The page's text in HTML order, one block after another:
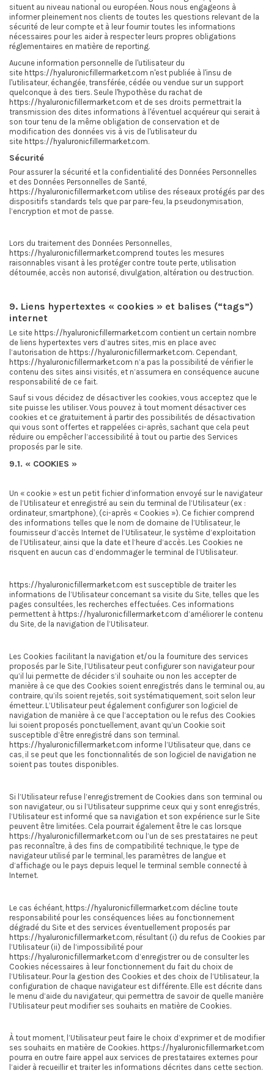
situent au niveau national ou européen. Nous nous engageons à
informer pleinement nos clients de toutes les questions relevant de la
sécurité de leur compte et à leur fournir toutes les informations
nécessaires pour les aider à respecter leurs propres obligations
réglementaires en matière de reporting.
Aucune information personnelle de l'utilisateur du
site https://hyaluronicfillermarket.com n'est publiée à l'insu de
l'utilisateur, échangée, transférée, cédée ou vendue sur un support
quelconque à des tiers. Seule l'hypothèse du rachat de
https://hyaluronicfillermarket.com et de ses droits permettrait la
transmission des dites informations à l'éventuel acquéreur qui serait à
son tour tenu de la même obligation de conservation et de
modification des données vis à vis de l'utilisateur du
site https://hyaluronicfillermarket.com.
Sécurité
Pour assurer la sécurité et la confidentialité des Données Personnelles
et des Données Personnelles de Santé,
https://hyaluronicfillermarket.com utilise des réseaux protégés par des
dispositifs standards tels que par pare-feu, la pseudonymisation,
l’encryption et mot de passe.
Lors du traitement des Données Personnelles,
https://hyaluronicfillermarket.comprend toutes les mesures
raisonnables visant à les protéger contre toute perte, utilisation
détournée, accès non autorisé, divulgation, altération ou destruction.
9. Liens hypertextes « cookies » et balises (“tags”)
internet
Le site https://hyaluronicfillermarket.com contient un certain nombre
de liens hypertextes vers d’autres sites, mis en place avec
l’autorisation de https://hyaluronicfillermarket.com. Cependant,
https://hyaluronicfillermarket.com n’a pas la possibilité de vérifier le
contenu des sites ainsi visités, et n’assumera en conséquence aucune
responsabilité de ce fait.
Sauf si vous décidez de désactiver les cookies, vous acceptez que le
site puisse les utiliser. Vous pouvez à tout moment désactiver ces
cookies et ce gratuitement à partir des possibilités de désactivation
qui vous sont offertes et rappelées ci-après, sachant que cela peut
réduire ou empêcher l’accessibilité à tout ou partie des Services
proposés par le site.
9.1. « COOKIES »
Un « cookie » est un petit fichier d’information envoyé sur le navigateur
de l’Utilisateur et enregistré au sein du terminal de l’Utilisateur (ex :
ordinateur, smartphone), (ci-après « Cookies »). Ce fichier comprend
des informations telles que le nom de domaine de l’Utilisateur, le
fournisseur d’accès Internet de l’Utilisateur, le système d’exploitation
de l’Utilisateur, ainsi que la date et l’heure d’accès. Les Cookies ne
risquent en aucun cas d’endommager le terminal de l’Utilisateur.
https://hyaluronicfillermarket.com est susceptible de traiter les
informations de l’Utilisateur concernant sa visite du Site, telles que les
pages consultées, les recherches effectuées. Ces informations
permettent à https://hyaluronicfillermarket.com d’améliorer le contenu
du Site, de la navigation de l’Utilisateur.
Les Cookies facilitant la navigation et/ou la fourniture des services
proposés par le Site, l’Utilisateur peut configurer son navigateur pour
qu’il lui permette de décider s’il souhaite ou non les accepter de
manière à ce que des Cookies soient enregistrés dans le terminal ou, au
contraire, qu’ils soient rejetés, soit systématiquement, soit selon leur
émetteur. L’Utilisateur peut également configurer son logiciel de
navigation de manière à ce que l’acceptation ou le refus des Cookies
lui soient proposés ponctuellement, avant qu’un Cookie soit
susceptible d’être enregistré dans son terminal.
https://hyaluronicfillermarket.com informe l’Utilisateur que, dans ce
cas, il se peut que les fonctionnalités de son logiciel de navigation ne
soient pas toutes disponibles.
Si l’Utilisateur refuse l’enregistrement de Cookies dans son terminal ou
son navigateur, ou si l’Utilisateur supprime ceux qui y sont enregistrés,
l’Utilisateur est informé que sa navigation et son expérience sur le Site
peuvent être limitées. Cela pourrait également être le cas lorsque
https://hyaluronicfillermarket.com ou l’un de ses prestataires ne peut
pas reconnaître, à des fins de compatibilité technique, le type de
navigateur utilisé par le terminal, les paramètres de langue et
d’affichage ou le pays depuis lequel le terminal semble connecté à
Internet.
Le cas échéant, https://hyaluronicfillermarket.com décline toute
responsabilité pour les conséquences liées au fonctionnement
dégradé du Site et des services éventuellement proposés par
https://hyaluronicfillermarket.com , résultant (i) du refus de Cookies par
l’Utilisateur (ii) de l’impossibilité pour
https://hyaluronicfillermarket.com d’enregistrer ou de consulter les
Cookies nécessaires à leur fonctionnement du fait du choix de
l’Utilisateur. Pour la gestion des Cookies et des choix de l’Utilisateur, la
configuration de chaque navigateur est différente. Elle est décrite dans
le menu d’aide du navigateur, qui permettra de savoir de quelle manière
l’Utilisateur peut modifier ses souhaits en matière de Cookies.
À tout moment, l’Utilisateur peut faire le choix d’exprimer et de modifier
ses souhaits en matière de Cookies. https://hyaluronicfillermarket.com
pourra en outre faire appel aux services de prestataires externes pour
l’aider à recueillir et traiter les informations décrites dans cette section.